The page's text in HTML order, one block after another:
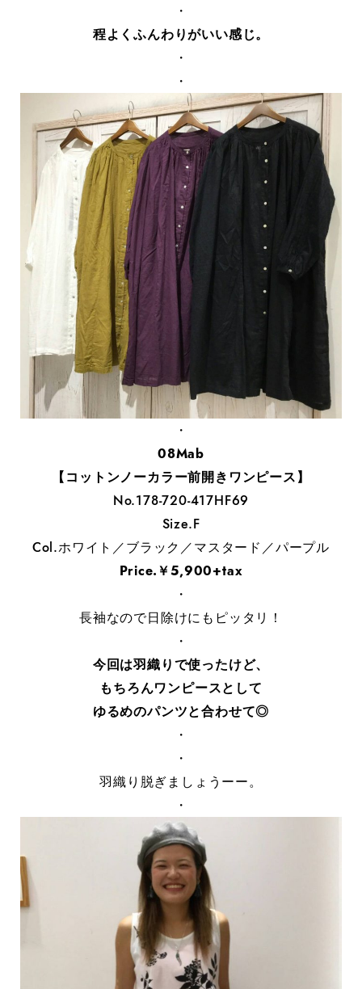
・
程よくふんわりがいい感じ。
・
・
・
08Mab
【コットンノーカラー前開きワンピース】
No.178-720-417HF69
Size.F
Col.ホワイト／ブラック／マスタード／パープル
Price.￥5,900+tax
・
長袖なので日除けにもピッタリ！
・
今回は羽織りで使ったけど、
もちろんワンピースとして
ゆるめのパンツと合わせて◎
・
・
羽織り脱ぎましょうーー。
・